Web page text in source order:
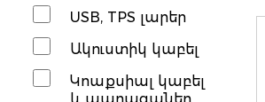
USB, TPS լարեր
Ակուստիկ կաբել
Կոաքսիալ կաբել